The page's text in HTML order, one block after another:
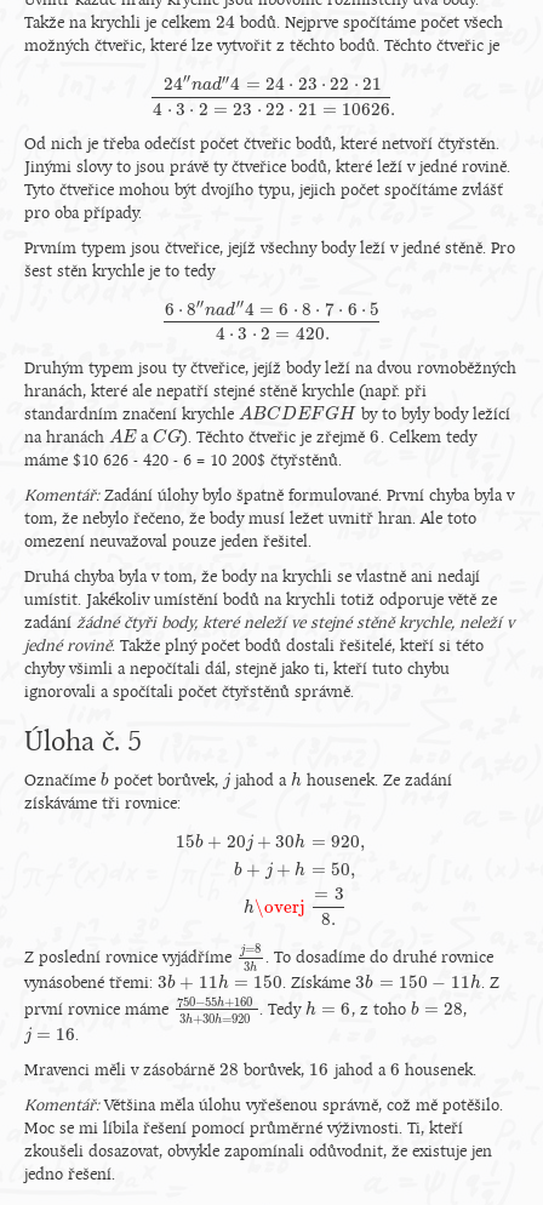
Takže na krychli je celkem 24
24 bodů. Nejprve spočítáme počet všech
možných čtveřic, které lze vytvořit z těchto bodů. Těchto čtveřic je
24′′nad′′4 = 24 ⋅ 23 ⋅ 22 ⋅ 21
4 ⋅ 3 ⋅ 2 = 23 ⋅ 22 ⋅ 21 = 10626.
24″nad″4=24⋅23⋅22⋅214⋅3⋅2=23⋅22⋅21
Od nich je třeba odečíst počet čtveřic bodů, které netvoří čtyřstěn.
Jinými slovy to jsou právě ty čtveřice bodů, které leží v jedné rovině.
Tyto čtveřice mohou být dvojího typu, jejich počet spočítáme zvlášť
pro oba případy.
Prvním typem jsou čtveřice, jejíž všechny body leží v jedné stěně. Pro
šest stěn krychle je to tedy
6 ⋅ 8′′nad′′4 = 6 ⋅ 8 ⋅ 7 ⋅ 6 ⋅ 5
4 ⋅ 3 ⋅ 2 = 420.
6⋅8″nad″4=6⋅8⋅7⋅6⋅54⋅3⋅2=420.
Druhým typem jsou ty čtveřice, jejíž body leží na dvou rovnoběžných
hranách, které ale nepatří stejné stěně krychle (např. při
standardním značení krychle A BCDEFGH
ABCDEFGH
by to byly body ležící
na hranách A E
AE aCG
CG ). Těchto čtveřic je zřejmě6
6. Celkem tedy
máme $10 626 - 420 - 6 = 10 200$ čtyřstěnů.
Komentář:Zadání úlohy bylo špatně formulované. První chyba byla v
tom, že nebylo řečeno, že body musí ležet uvnitř hran. Ale toto
omezení neuvažoval pouze jeden řešitel.
Druhá chyba byla v tom, že body na krychli se vlastně ani nedají
umístit. Jakékoliv umístění bodů na krychli totiž odporuje větě ze
zadání žádné čtyři body, které neleží ve stejné stěně krychle, neleží v
jedné rovině. Takže plný počet bodů dostali řešitelé, kteří si této
chyby všimli a nepočítali dál, stejně jako ti, kteří tuto chybu
ignorovali a spočítali počet čtyřstěnů správně.
Úloha č. 5
Označíme b
bpočet borůvek, j
jjahod a h
h housenek. Ze zadání
získáváme tři rovnice:
15b + 20j + 30h
b + j + h
h\overj
= 920,
= 50,
= 3
8.
+30 h= 920,b +h=50
Z poslední rovnice vyjádříme j=8
3h
j=83h
. To dosadíme do druhé rovnice
vynásobené třemi: 3b + 11h = 150
3b+11 h=150 . Získáme3b = 150 − 11h
3b=150−11 h
. Z
první rovnice máme 750−55h+160
3h+30h=920
750−55h+160 3h+30h =920
. Tedy h = 6
h=6 , z toho b = 28
b=28 ,
j = 16
j= 16
.
Mravenci měli v zásobárně 28
28 borůvek, 16
16 jahod a6
6 housenek.
Komentář:Většina měla úlohu vyřešenou správně, což mě potěšilo.
Moc se mi líbila řešení pomocí průměrné výživnosti. Ti, kteří
zkoušeli dosazovat, obvykle zapomínali odůvodnit, že existuje jen
jedno řešení.